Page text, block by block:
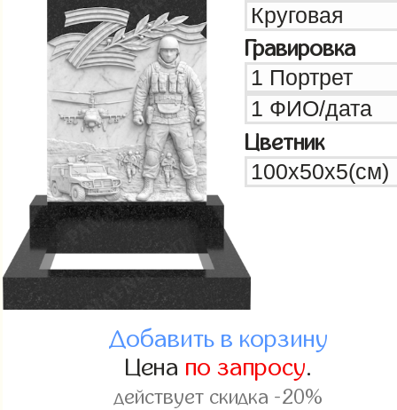
Гравировка
Цветник
Добавить в корзину
Цена по запросу.
действует скидка -20%